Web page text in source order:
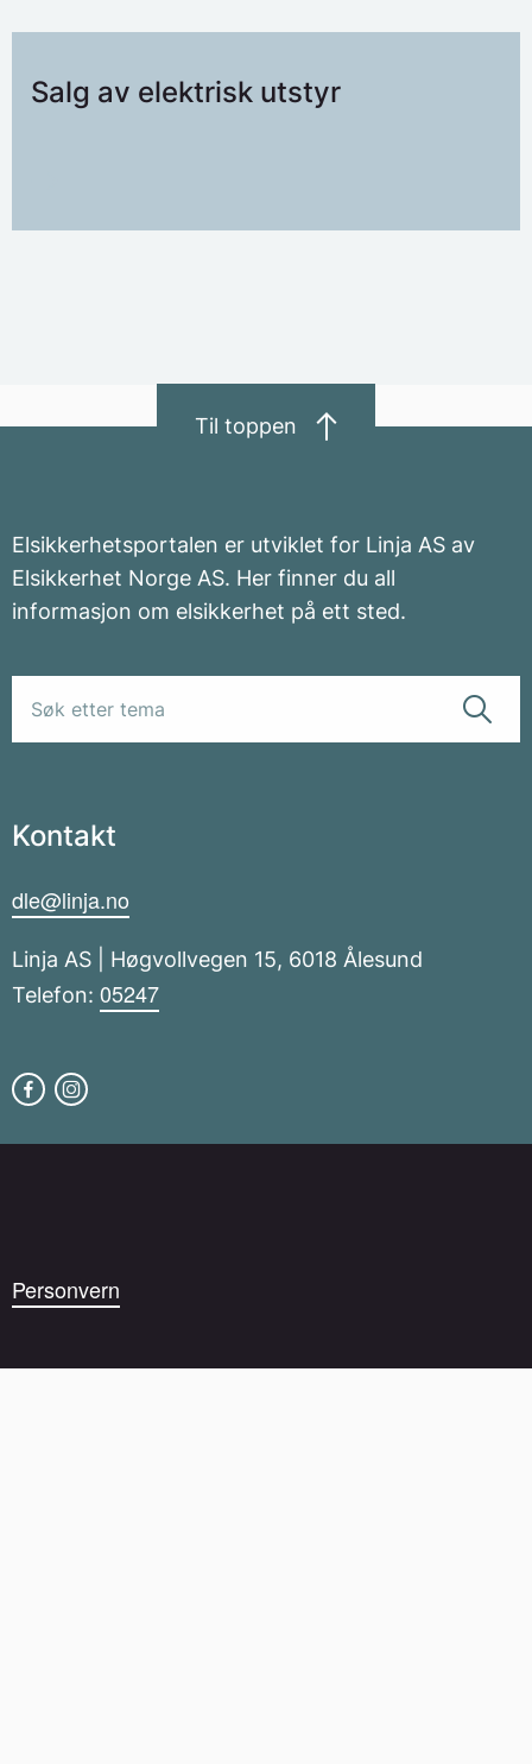
Salg av elektrisk utstyr
Til toppen
Elsikkerhetsportalen er utviklet for Linja AS av
Elsikkerhet Norge AS. Her finner du all
informasjon om elsikkerhet på ett sted.
Kontakt
dle@linja.no
Linja AS | Høgvollvegen 15, 6018 Ålesund
Telefon: 05247
Personvern